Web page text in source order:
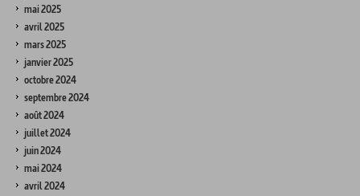
mai 2025
avril 2025
mars 2025
janvier 2025
octobre 2024
septembre 2024
août 2024
juillet 2024
juin 2024
mai 2024
avril 2024